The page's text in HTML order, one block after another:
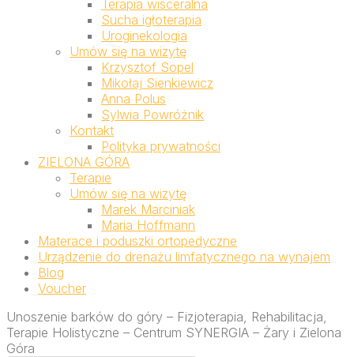
Terapia wisceralna
Sucha igłoterapia
Uroginekologia
Umów się na wizytę
Krzysztof Sopel
Mikołaj Sienkiewicz
Anna Polus
Sylwia Powróżnik
Kontakt
Polityka prywatności
ZIELONA GÓRA
Terapie
Umów się na wizytę
Marek Marciniak
Maria Hoffmann
Materace i poduszki ortopedyczne
Urządzenie do drenażu limfatycznego na wynajem
Blog
Voucher
Unoszenie barków do góry – Fizjoterapia, Rehabilitacja,
Terapie Holistyczne – Centrum SYNERGIA – Żary i Zielona
Góra